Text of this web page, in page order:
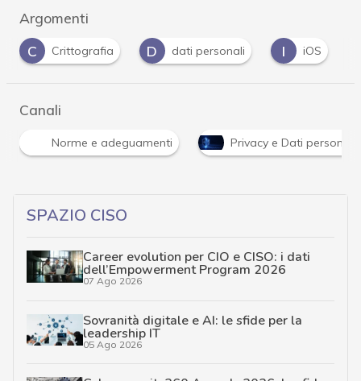
Argomenti
D dati personali I iOS P Privacy
Canali
Norme e adeguamenti Privacy e Dati personali
SPAZIO CISO
Career evolution per CIO e CISO: i dati
dell’Empowerment Program 2026
07 Ago 2026
Sovranità digitale e AI: le sfide per la
leadership IT
05 Ago 2026